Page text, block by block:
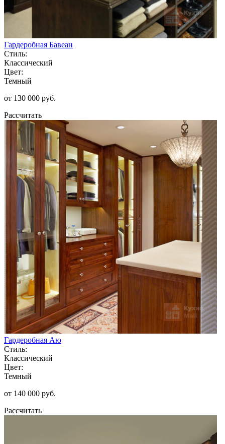
Гардеробная Бавеан
Стиль:
Классический
Цвет:
Темный
от 130 000 руб.
Рассчитать
Гардеробная Аю
Стиль:
Классический
Цвет:
Темный
от 140 000 руб.
Рассчитать